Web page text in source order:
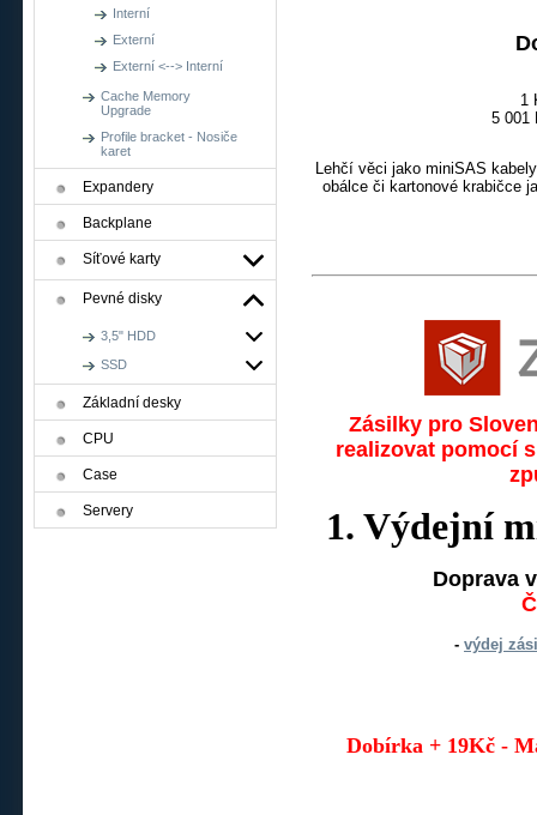
Interní
Externí
Externí <--> Interní
Cache Memory
Upgrade
Profile bracket - Nosiče
karet
Expandery
Backplane
Síťové karty
Pevné disky
3,5" HDD
SSD
Základní desky
CPU
Case
Servery
1
5
Lehčí věci jako miniSAS
obálce či kartonové krabičce
Zásilky pro
realizovat pomocí
1. Výdejní
Doprava
- výdej
Dobírka + 19Kč -